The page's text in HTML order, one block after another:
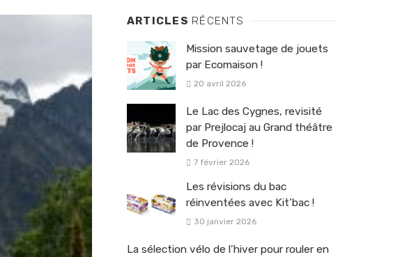
ARTICLES RÉCENTS
Mission sauvetage de jouets
par Ecomaison !
20 avril 2026
Le Lac des Cygnes, revisité
par Prejlocaj au Grand théâtre
de Provence !
7 février 2026
Les révisions du bac
réinventées avec Kit’bac !
30 janvier 2026
La sélection vélo de l’hiver pour rouler en